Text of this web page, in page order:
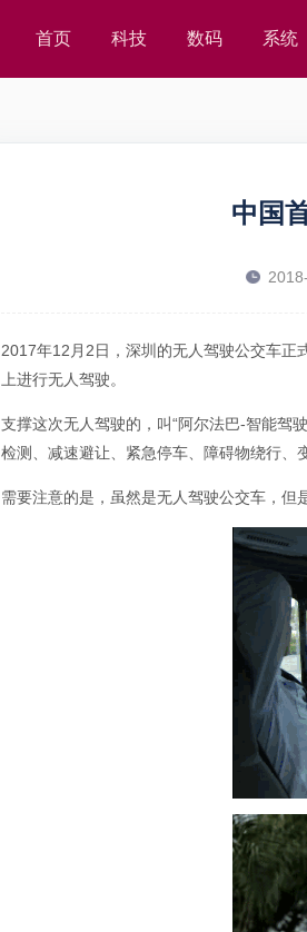
首页 科技 数码 系统
中国
2017年12月2日，深圳的无人驾驶公交车正
上进行无人驾驶。
支撑这次无人驾驶的，叫“阿尔法巴-智能驾
检测、减速避让、紧急停车、障碍物绕行、
需要注意的是，虽然是无人驾驶公交车，但